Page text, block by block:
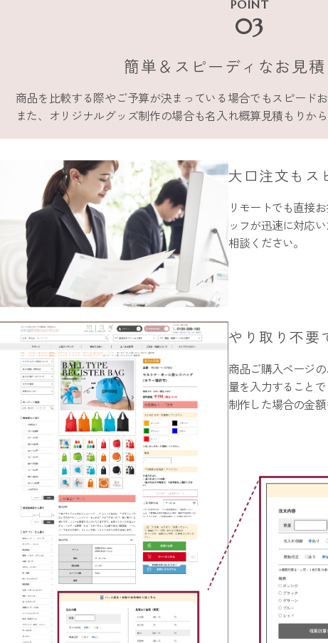
POINT
03
簡単＆スピーディなお見
商品を比較する際やご予算が決まっている場合でもスピード
また、オリジナルグッズ制作の場合も名入れ概算見積もりか
大口注文もス
リモートでも直接
ッフが迅速に対応
相談ください。
やり取り不要
商品ご購入ページ
量を入力すること
制作した場合の金額